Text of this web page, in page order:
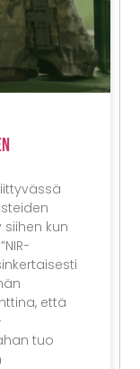
kun
että
tuo